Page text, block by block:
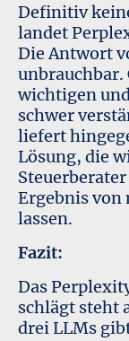
Definitiv
landet
Die Antwort
unbrauchbar.
wichtigen
schwer
liefert
Lösung, die
Ergebnis von
lassen.
Fazit:
Das
schlägt steht
drei LLMs